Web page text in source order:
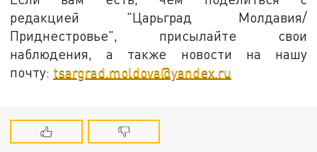
редакцией "Царьград Молдавия/
Приднестровье", присылайте свои
наблюдения, а также новости на нашу
почту: tsargrad.moldova@yandex.ru